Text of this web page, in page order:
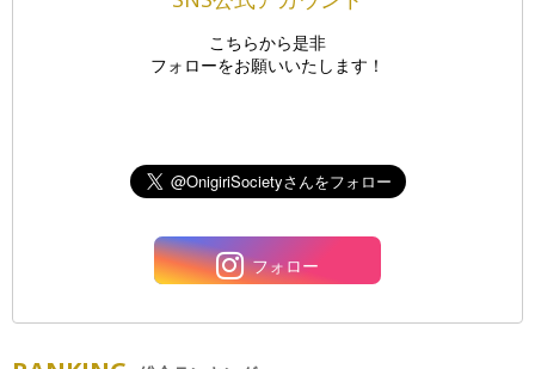
こちらから是非
フォローをお願いいたします！
フォロー